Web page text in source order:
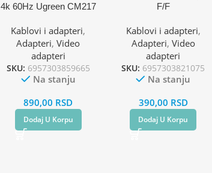
4k 60Hz Ugreen CM217
Kablovi i adapteri,
Adapteri,Video
adapteri
SKU: 6957303859665
Na stanju
890,00 RSD
Dodaj U Korpu
F/F
Kablovi i adapteri,
Adapteri, Video
adapteri
SKU: 6957303821075
Na stanju
390,00 RSD
Dodaj U Korpu